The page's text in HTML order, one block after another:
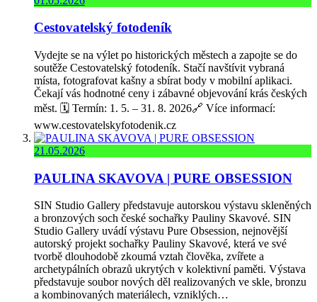
Cestovatelský fotodeník
Vydejte se na výlet po historických městech a zapojte se do
soutěže Cestovatelský fotodeník. Stačí navštívit vybraná
místa, fotografovat kašny a sbírat body v mobilní aplikaci.
Čekají vás hodnotné ceny i zábavné objevování krás českých
měst. 🗓️ Termín: 1. 5. – 31. 8. 2026🔗 Více informací:
www.cestovatelskyfotodenik.cz
21.05.2026
PAULINA SKAVOVA | PURE OBSESSION
SIN Studio Gallery představuje autorskou výstavu skleněných
a bronzových soch české sochařky Pauliny Skavové. SIN
Studio Gallery uvádí výstavu Pure Obsession, nejnovější
autorský projekt sochařky Pauliny Skavové, která ve své
tvorbě dlouhodobě zkoumá vztah člověka, zvířete a
archetypálních obrazů ukrytých v kolektivní paměti. Výstava
představuje soubor nových děl realizovaných ve skle, bronzu
a kombinovaných materiálech, vzniklých…